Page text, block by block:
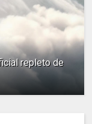
repleto de